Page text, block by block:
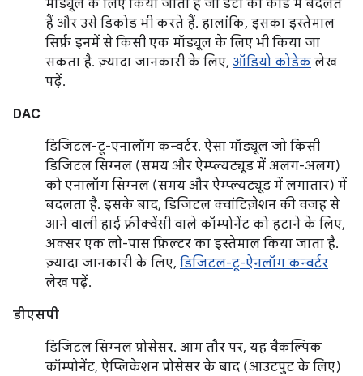
मॉड्यूल के लिए किया जाता है जो डेटा को कोड में बदलते
हैं और उसे डिकोड भी करते हैं. हालांकि, इसका इस्तेमाल
सिर्फ़ इनमें से किसी एक मॉड्यूल के लिए भी किया जा
सकता है. ज़्यादा जानकारी के लिए, ऑडियो कोडेक लेख
पढ़ें.
DAC
डिजिटल-टू-एनालॉग कन्वर्टर. ऐसा मॉड्यूल जो किसी
डिजिटल सिग्नल (समय और ऐम्प्ल्यट्यूड में अलग-अलग)
को एनालॉग सिग्नल (समय और ऐम्प्ल्यट्यूड में लगातार) में
बदलता है. इसके बाद, डिजिटल क्वांटिज़ेशन की वजह से
आने वाली हाई फ़्रीक्वेंसी वाले कॉम्पोनेंट को हटाने के लिए,
अक्सर एक लो-पास फ़िल्टर का इस्तेमाल किया जाता है.
ज़्यादा जानकारी के लिए, डिजिटल-टू-ऐनलॉग कन्वर्टर
लेख पढ़ें.
डीएसपी
डिजिटल सिग्नल प्रोसेसर. आम तौर पर, यह वैकल्पिक
कॉम्पोनेंट, ऐप्लिकेशन प्रोसेसर के बाद (आउटपुट के लिए)